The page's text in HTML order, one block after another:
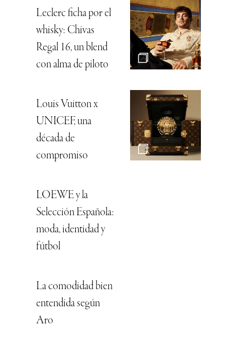
Leclerc ficha por el
whisky: Chivas
Regal 16, un blend
con alma de piloto
Louis Vuitton x
UNICEF, una
década de
compromiso
LOEWE y la
Selección Española:
moda, identidad y
fútbol
La comodidad bien
entendida según
Aro